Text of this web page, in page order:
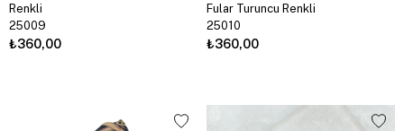
Renkli
25009
₺360,00
Fular Turuncu Renkli
25010
₺360,00